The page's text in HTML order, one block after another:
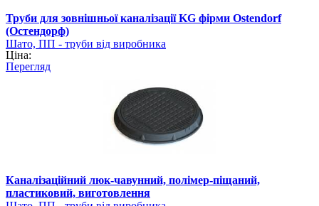
Труби для зовнішньої каналізації KG фірми Ostendorf
(Остендорф)
Шато, ПП - труби від виробника
Ціна:
Перегляд
Каналізаційний люк-чавунний, полімер-піщаний,
пластиковий, виготовлення